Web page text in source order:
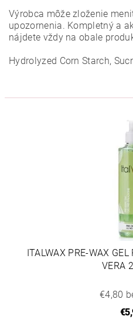
Výrobca môže zloženie
upozornenia. Kompletný a
nájdete vždy na obale
Hydrolyzed Corn Starch,
ITALWAX PRE-WAX GEL
VERA
€4,80